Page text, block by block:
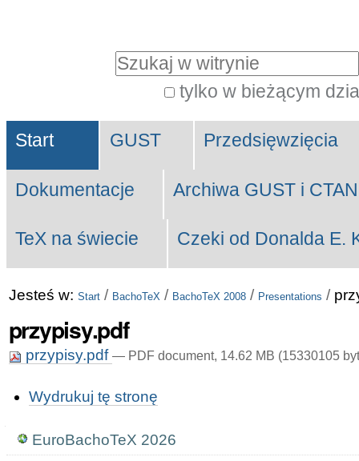
treści.
Przejdź
do
tylko w bieżącym
Zaawansowane...
Navigation
Start GUST Przedsięwzięcia
Dokumentacje Archiwa GUST i CTAN
TeX na świecie Czeki od Donalda E.
Jesteś w: Start / BachoTeX / BachoTeX 2008 / Presentations /
przypisy.pdf
przypisy.pdf — PDF document, 14.62 MB (15330105
Dokumentu
Wydrukuj tę stronę
NawigacjaEuroBachoTeX 2026